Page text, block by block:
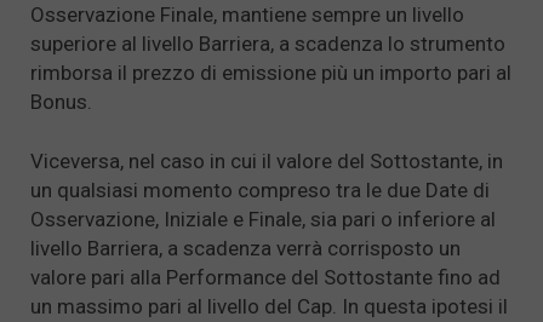
Osservazione Finale, mantiene sempre un livello
superiore al livello Barriera, a scadenza lo strumento
rimborsa il prezzo di emissione più un importo pari al
Bonus.
Viceversa, nel caso in cui il valore del Sottostante, in
un qualsiasi momento compreso tra le due Date di
Osservazione, Iniziale e Finale, sia pari o inferiore al
livello Barriera, a scadenza verrà corrisposto un
valore pari alla Performance del Sottostante fino ad
un massimo pari al livello del Cap. In questa ipotesi il